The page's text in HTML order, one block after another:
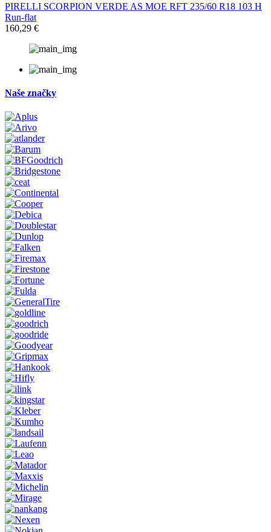
PIRELLI SCORPION VERDE AS MOE RFT 235/60 R18 103 H
Run-flat
160,29 €
Naše značky